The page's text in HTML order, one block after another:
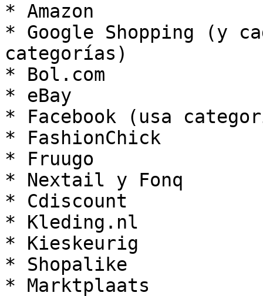
* Amazon
* Google Shopping (y
categorías)
* Bol.com
* eBay
* Facebook (usa
* FashionChick
* Fruugo
* Nextail y Fonq
* Cdiscount
* Kleding.nl
* Kieskeurig
* Shopalike
* Marktplaats